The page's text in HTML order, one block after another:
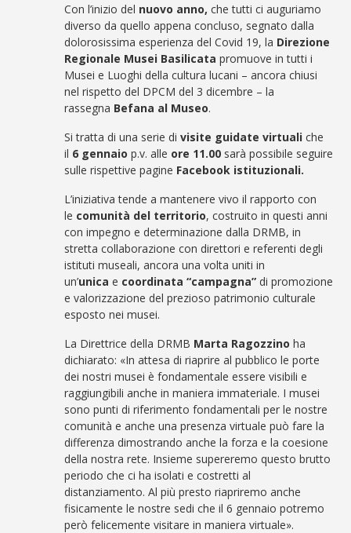
Con l’inizio del nuovo anno, che tutti ci auguriamo
diverso da quello appena concluso, segnato dalla
dolorosissima esperienza del Covid 19, la Direzione
Regionale Musei Basilicata promuove in tutti i
Musei e Luoghi della cultura lucani – ancora chiusi
nel rispetto del DPCM del 3 dicembre – la
rassegna Befana al Museo.
Si tratta di una serie divisite guidate virtuali che
il 6 gennaio p.v. alle ore 11.00 sarà possibile seguire
sulle rispettive pagine Facebook istituzionali.
L’iniziativa tende a mantenere vivo il rapporto con
le comunità del territorio, costruito in questi anni
con impegno e determinazione dalla DRMB, in
stretta collaborazione con direttori e referenti degli
istituti museali, ancora una volta uniti in
un’unica e coordinata “campagna” di promozione
e valorizzazione del prezioso patrimonio culturale
esposto nei musei.
La Direttrice della DRMB Marta Ragozzinoha
dichiarato: «In attesa di riaprire al pubblico le porte
dei nostri musei è fondamentale essere visibili e
raggiungibili anche in maniera immateriale. I musei
sono punti di riferimento fondamentali per le nostre
comunità e anche una presenza virtuale può fare la
differenza dimostrando anche la forza e la coesione
della nostra rete. Insieme supereremo questo brutto
periodo che ci ha isolati e costretti al
distanziamento. Al più presto riapriremo anche
fisicamente le nostre sedi che il 6 gennaio potremo
però felicemente visitare in maniera virtuale».